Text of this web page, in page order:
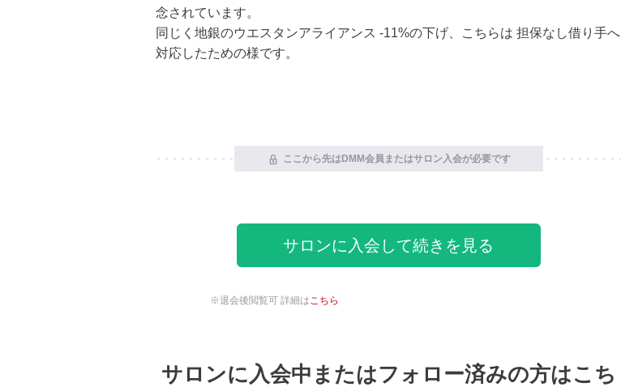
念されています。
同じく地銀のウエスタンアライアンス -11%の下げ、こちらは 担保なし借り手へ
対応したための様です。
ここから先はDMM会員またはサロン入会が必要です
サロンに入会して続きを見る
※退会後閲覧可 詳細はこちら
サロンに入会中またはフォロー済みの方はこち